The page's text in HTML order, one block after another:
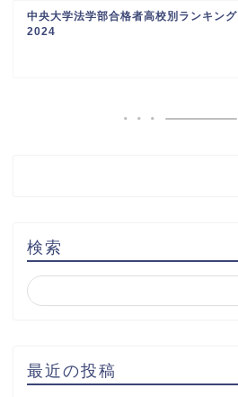
中央大学法学部合格者高校別ランキング
2024
検索
最近の投稿